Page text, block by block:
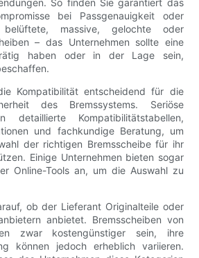
So finden Sie garantiert das
bei Passgenauigkeit oder
massive, gelochte oder
– das Unternehmen sollte eine
haben oder in der Lage sein,
Kompatibilität entscheidend für die
des Bremssystems. Seriöse
detaillierte Kompatibilitätstabellen,
und fachkundige Beratung, um
der richtigen Bremsscheibe für ihr
Einige Unternehmen bieten sogar
Online-Tools an, um die Auswahl zu
ob der Lieferant Originalteile oder
anbietet. Bremsscheiben von
zwar kostengünstiger sein, ihre
können jedoch erheblich variieren.